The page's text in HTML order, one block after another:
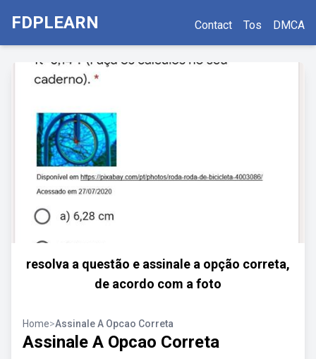
FDPLEARN Contact Tos DMCA
resolva a questão e assinale a opção correta,
de acordo com a foto
Home>Assinale A Opcao Correta
Assinale A Opcao Correta